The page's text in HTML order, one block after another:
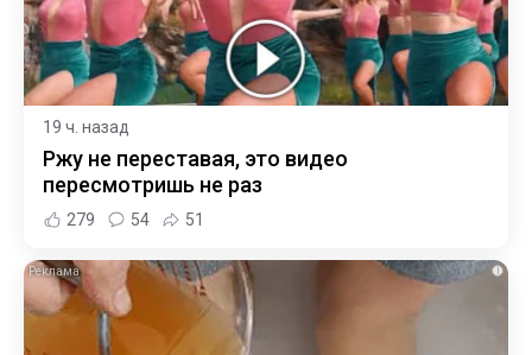
19 ч. назад
Ржу не переставая, это видео
пересмотришь не раз
279 54 51
i